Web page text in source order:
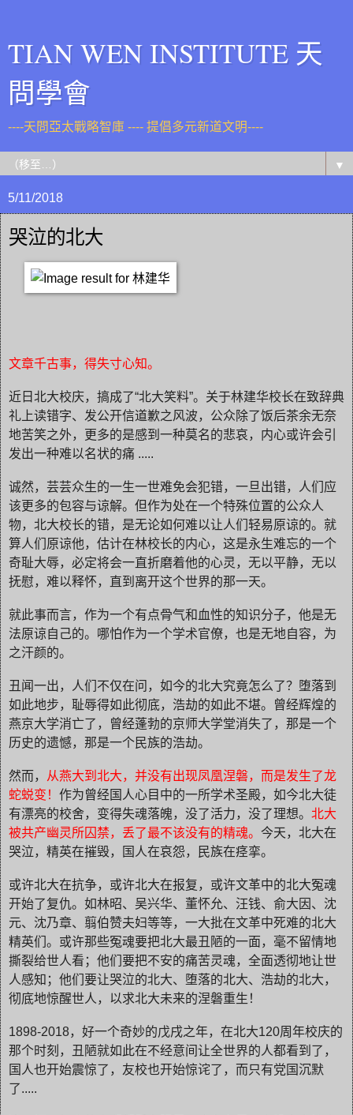
TIAN WEN INSTITUTE 天
問學會
----天問亞太戰略智庫 ---- 提倡多元新道文明----
▼
5/11/2018
哭泣的北大
文章千古事，得失寸心知。
近日北大校庆，搞成了“北大笑料”。关于林建华校长在致辞典
礼上读错字、发公开信道歉之风波，公众除了饭后茶余无奈
地苦笑之外，更多的是感到一种莫名的悲哀，内心或许会引
发出一种难以名状的痛 .....
诚然，芸芸众生的一生一世难免会犯错，一旦出错，人们应
该更多的包容与谅解。但作为处在一个特殊位置的公众人
物，北大校长的错，是无论如何难以让人们轻易原谅的。就
算人们原谅他，估计在林校长的内心，这是永生难忘的一个
奇耻大辱，必定将会一直折磨着他的心灵，无以平静，无以
抚慰，难以释怀，直到离开这个世界的那一天。
就此事而言，作为一个有点骨气和血性的知识分子，他是无
法原谅自己的。哪怕作为一个学术官僚，也是无地自容，为
之汗颜的。
丑闻一出，人们不仅在问，如今的北大究竟怎么了？堕落到
如此地步，耻辱得如此彻底，浩劫的如此不堪。曾经辉煌的
燕京大学消亡了，曾经蓬勃的京师大学堂消失了，那是一个
历史的遗憾，那是一个民族的浩劫。
然而，
从燕大到北大，并没有出现凤凰涅磐，而是发生了龙
蛇蜕变！ 作为曾经国人心目中的一所学术圣殿，如今北大徒
有漂亮的校舍， 变得失魂落魄，没了活力，没了理想。 北大
被共产幽灵所囚禁，丢了最不该没有的精魂。 今天，北大在
哭泣，精英在摧毁，国人在哀怨，民族在痉挛。
或许北大在抗争，或许北大在报复， 或许文革中的北大冤魂
开始了复仇。如林昭、吴兴华、董怀允、汪钱、俞大因、沈
元、沈乃章、翦伯赞夫妇等等，一大批在文革中死难的北大
精英们。或许那些冤魂要把北大最丑陋的一面，毫不留情地
撕裂给世人看；他们要把不安的痛苦灵魂，全面透彻地让世
人感知；他们要让哭泣的北大、堕落的北大、浩劫的北大，
彻底地惊醒世人，以求北大未来的涅磐重生！
1898-2018，好一个奇妙的戊戌之年，在北大120周年校庆的
那个时刻，丑陋就如此在不经意间让全世界的人都看到了，
国人也开始震惊了，友校也开始惊诧了，而只有党国沉默
了.....